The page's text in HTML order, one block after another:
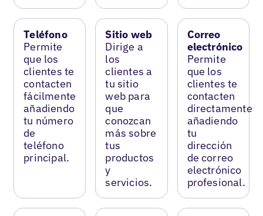
Teléfono
Permite
que los
clientes te
contacten
fácilmente
añadiendo
tu número
de
teléfono
principal.
Sitio web
Dirige a
los
clientes a
tu sitio
web para
que
conozcan
más sobre
tus
productos
y
servicios.
Correo
electrónico
Permite
que los
clientes te
contacten
directamente
añadiendo
tu
dirección
de correo
electrónico
profesional.